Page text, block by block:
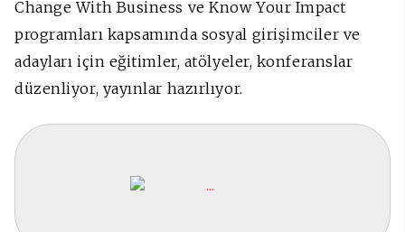
Change With Business ve Know Your Impact
programları kapsamında sosyal girişimciler ve
adayları için eğitimler, atölyeler, konferanslar
düzenliyor, yayınlar hazırlıyor.